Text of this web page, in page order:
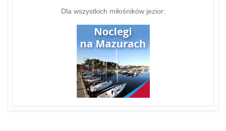
Dla wszystkich miłośników jezior: